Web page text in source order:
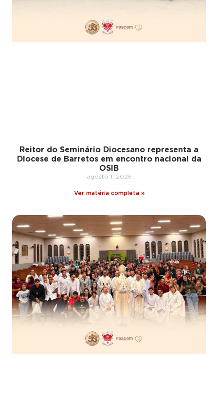
Reitor do Seminário Diocesano representa a
Diocese de Barretos em encontro nacional da
OSIB
agosto 1, 2026
Ver matéria completa »